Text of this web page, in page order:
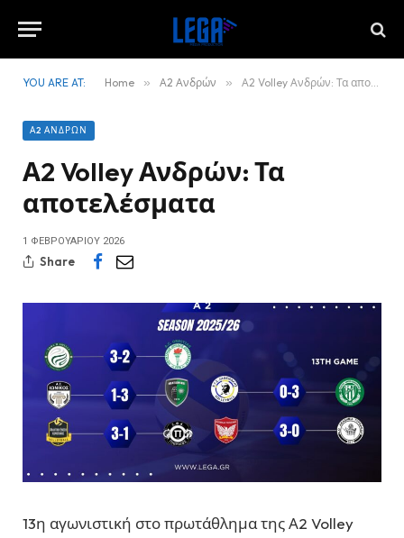
YOU ARE AT: Home » Α2 Ανδρών » Α2 Volley Ανδρών: Τα αποτελέσματα
Α2 ΑΝΔΡΏΝ
Α2 Volley Ανδρών: Τα
αποτελέσματα
1 ΦΕΒΡΟΥΑΡΊΟΥ 2026
Share
13η αγωνιστική στο πρωτάθλημα της Α2 Volley